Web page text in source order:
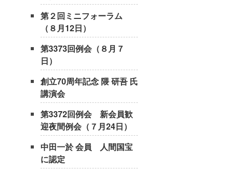
第２回ミニフォーラム
（８月12日）
第3373回例会（８月７
日）
創立70周年記念 隈 研吾 氏
講演会
第3372回例会 新会員歓
迎夜間例会（７月24日）
中田一於 会員 人間国宝
に認定